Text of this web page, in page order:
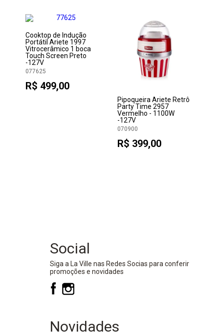
Cooktop de Indução
Portátil Ariete 1997
Vitrocerâmico 1 boca
Touch Screen Preto
-127V
077625
R$ 499,00
Pipoqueira Ariete Retrô
Party Time 2957
Vermelho - 1100W
-127V
070900
R$ 399,00
Social
Siga a La Ville nas Redes Socias para conferir
promoções e novidades
Novidades